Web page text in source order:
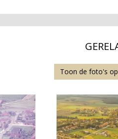
Toon de foto's